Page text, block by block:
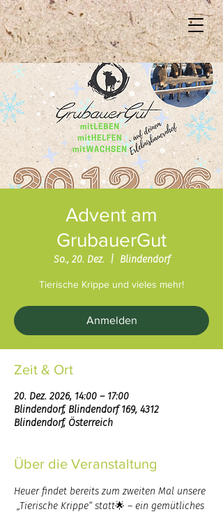
Advent am
GrubauerGut
So., 20. Dez.
  |
Blindendorf
Tierische Krippe und vieles mehr!
Anmelden
Zeit & Ort
20. Dez. 2026, 14:00 – 17:00
Blindendorf, Blindendorf 169, 4312
Blindendorf, Österreich
Über die Veranstaltung
Heuer findet bereits zum zweiten Mal unsere
„Tierische Krippe“ statt🌟 – ein gemütliches